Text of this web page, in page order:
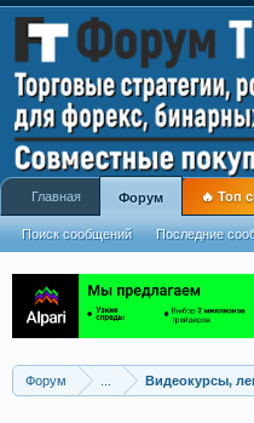
Форум Видеокурсы,
Главная Форум
Поиск сообщений Последние
🔥 Топ